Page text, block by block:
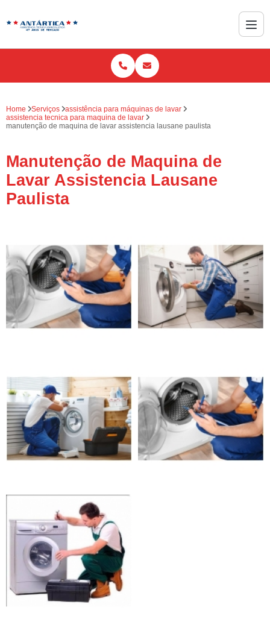
Home Serviços
assistência para máquinas de lavar
assistencia tecnica para maquina de lavar
manutenção de maquina de lavar assistencia lausane paulista
Manutenção de Maquina de
Lavar Assistencia Lausane
Paulista